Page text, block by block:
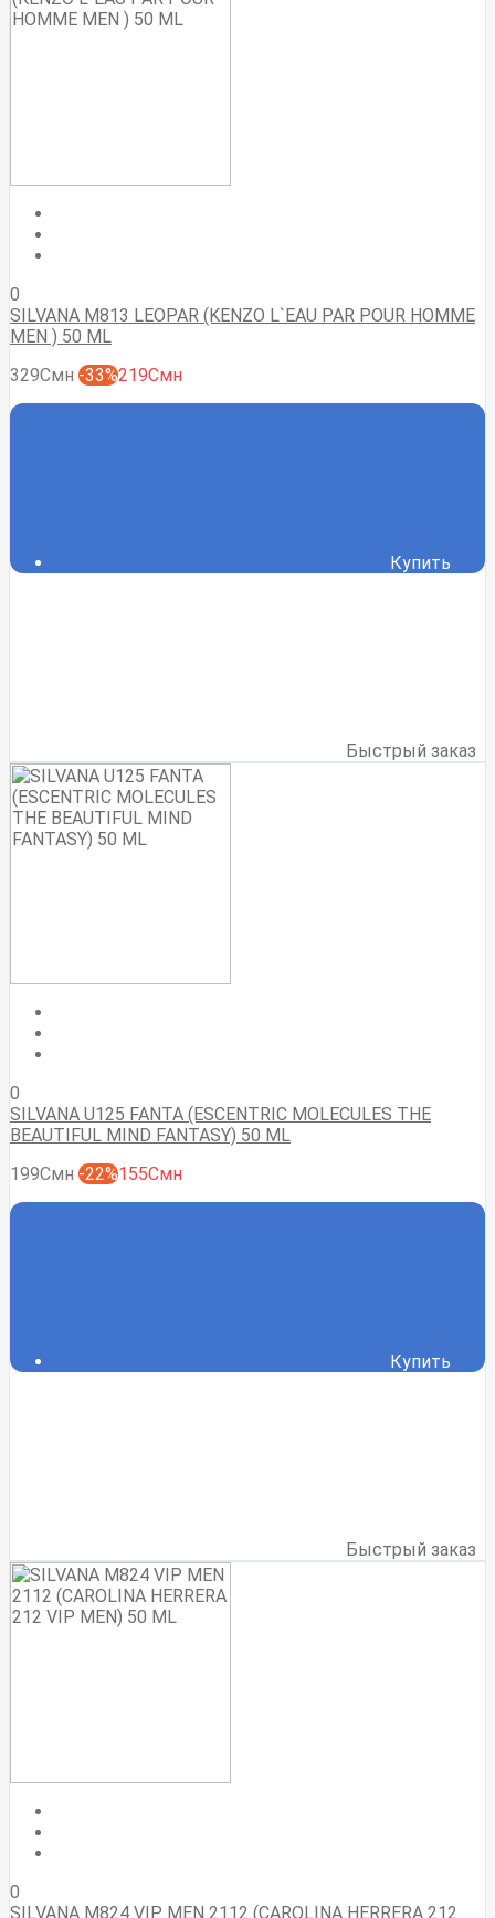
0
SILVANA M813 LEOPAR (KENZO L`EAU PAR POUR HOMME
MEN ) 50 ML
329Смн -33%219Смн
Купить
Быстрый заказ
0
SILVANA U125 FANTA (ESCENTRIC MOLECULES THE
BEAUTIFUL MIND FANTASY) 50 ML
199Смн -22%155Смн
Купить
Быстрый заказ
0
SILVANA M824 VIP MEN 2112 (CAROLINA HERRERA 212